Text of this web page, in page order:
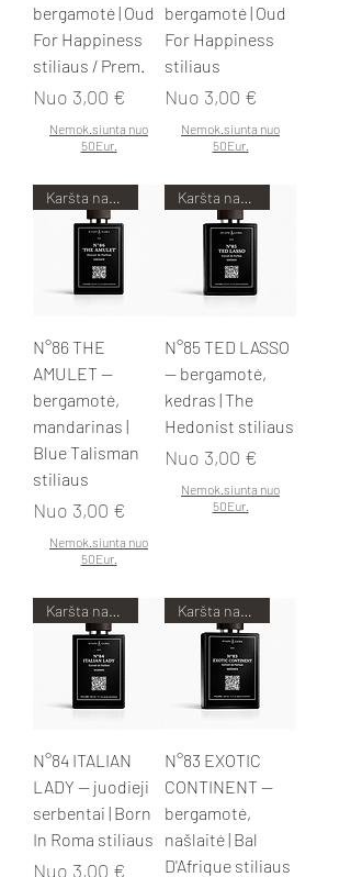
bergamotė | Oud
For Happiness
stiliaus / Prem.
Nuo 3,00 €
Pardavimo kaina
Nemok.siunta nuo
50Eur.
bergamotė | Oud
For Happiness
stiliaus
Nuo 3,00 €
Pardavimo kaina
Nemok.siunta nuo
50Eur.
Karšta naujiena!
N°86 THE
AMULET —
bergamotė,
mandarinas |
Blue Talisman
stiliaus
Nuo 3,00 €
Pardavimo kaina
Nemok.siunta nuo
50Eur.
Karšta naujiena!
N°85 TED LASSO
— bergamotė,
kedras | The
Hedonist stiliaus
Nuo 3,00 €
Pardavimo kaina
Nemok.siunta nuo
50Eur.
Karšta naujiena!
N°84 ITALIAN
LADY — juodieji
serbentai | Born
In Roma stiliaus
Nuo 3,00 €
Pardavimo kaina
Karšta naujiena!
N°83 EXOTIC
CONTINENT —
bergamotė,
našlaitė | Bal
D'Afrique stiliaus